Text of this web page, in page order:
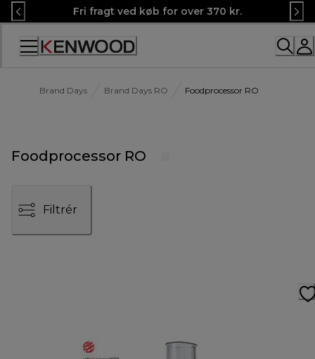
Skip
to
Content
Fri fragt ved køb for over 370 kr.
Brand Days Brand Days RO Foodprocessor RO
Foodprocessor RO
Filtrér